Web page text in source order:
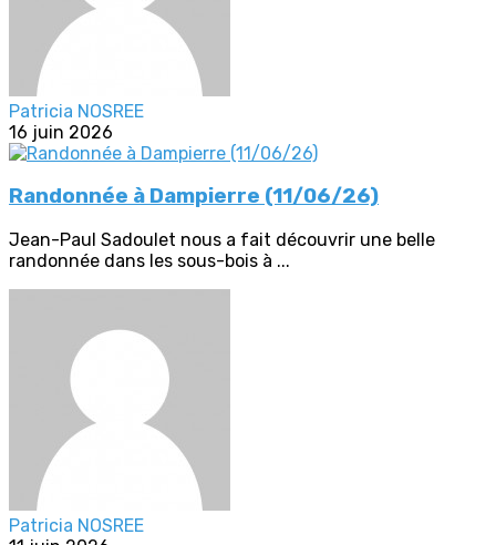
Patricia NOSREE
16 juin 2026
Randonnée à Dampierre (11/06/26)
Jean-Paul Sadoulet nous a fait découvrir une belle
randonnée dans les sous-bois à ...
Patricia NOSREE